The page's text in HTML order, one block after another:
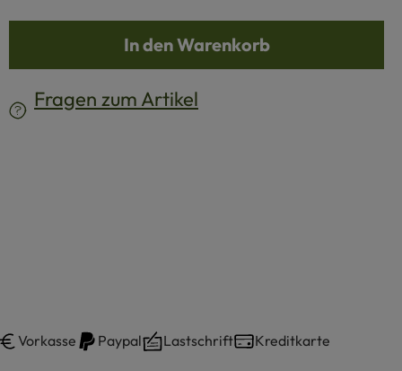
den gewünschten Wert ein oder
In den Warenkorb
Fragen zum Artikel
Vorkasse Paypal Lastschrift Kreditkarte